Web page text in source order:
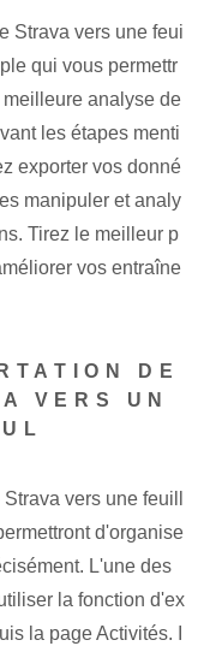
Strava vers une feui
qui vous permettr
analyse de
les étapes menti
exporter vos donné
manipuler et analy
Tirez le meilleur p
vos entraîne
DE
VERS UN
vers une feuill
d'organise
L'une des
la fonction d'ex
la page Activités. I